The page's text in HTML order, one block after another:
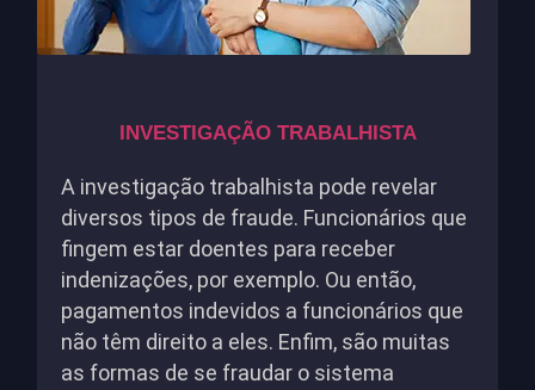
INVESTIGAÇÃO TRABALHISTA
A investigação trabalhista pode revelar
diversos tipos de fraude. Funcionários que
fingem estar doentes para receber
indenizações, por exemplo. Ou então,
pagamentos indevidos a funcionários que
não têm direito a eles. Enfim, são muitas
as formas de se fraudar o sistema